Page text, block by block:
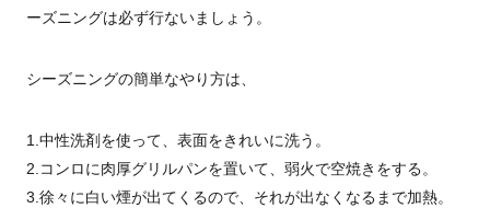
ーズニングは必ず行ないましょう。
シーズニングの簡単なやり方は、
1.中性洗剤を使って、表面をきれいに洗う。
2.コンロに肉厚グリルパンを置いて、弱火で空焼きをする。
3.徐々に白い煙が出てくるので、それが出なくなるまで加熱。